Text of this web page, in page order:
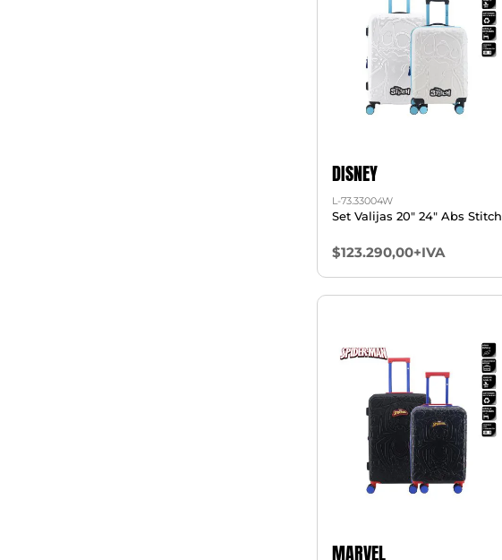
DISNEY
L-73.33004W
Set Valijas 20" 24" Abs Stitch
$123.290,00+IVA
MARVEL